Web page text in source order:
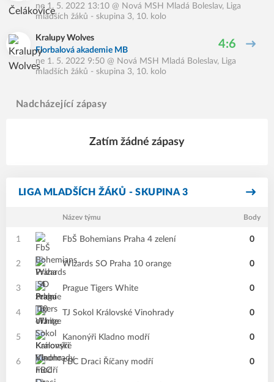
ne 1. 5. 2022 13:10 @ Nová MSH Mladá Boleslav, Liga
mladších žáků - skupina 3, 10. kolo
Kralupy Wolves
Florbalová akademie MB
4:6
ne 1. 5. 2022 9:50 @ Nová MSH Mladá Boleslav, Liga
mladších žáků - skupina 3, 10. kolo
Nadcházející zápasy
Zatím žádné zápasy
LIGA MLADŠÍCH ŽÁKŮ - SKUPINA 3
Název týmu Body
1 FbŠ Bohemians Praha 4 zelení 0
2 Wizards SO Praha 10 orange 0
3 Prague Tigers White 0
4 TJ Sokol Královské Vinohrady 0
5 Kanonýři Kladno modří 0
6 FBC Draci Říčany modří 0